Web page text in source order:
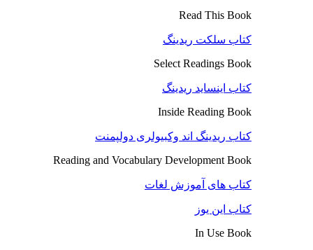
Read This Book
کتاب سلکت ریدینگ
Select Readings Book
کتاب اینساید ریدینگ
Inside Reading Book
کتاب ریدینگ اند وکبیولری دولپمنت
Reading and Vocabulary Development Book
کتاب های آموزش لغات
کتاب این یوز
In Use Book